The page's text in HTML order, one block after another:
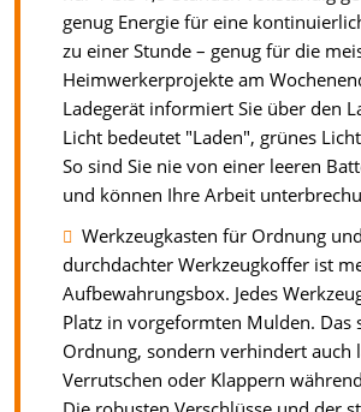
genug Energie für eine
zu einer Stunde – genug für die
Heimwerkerprojekte am
Ladegerät informiert Sie über den
Licht bedeutet "Laden", grünes
So sind Sie nie von einer leeren
und können Ihre Arbeit
Werkzeugkasten für Ordnung
durchdachter Werkzeugkoffer ist
Aufbewahrungsbox. Jedes
Platz in vorgeformten Mulden.
Ordnung, sondern verhindert auch
Verrutschen oder Klappern